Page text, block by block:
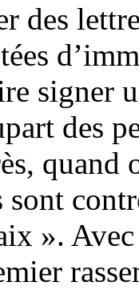
des
signer
des
quand
».